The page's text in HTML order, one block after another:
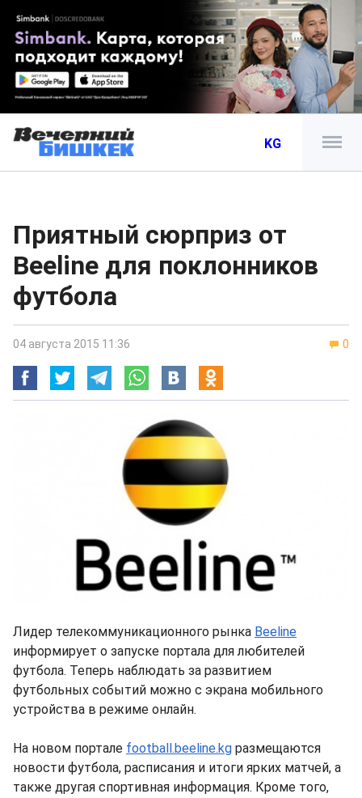
KG
Приятный сюрприз от
Beeline для поклонников
футбола
0
04 августа 2015 11:36
Лидер телекоммуникационного рынка Beeline
информирует о запуске портала для любителей
футбола. Теперь наблюдать за развитием
футбольных событий можно с экрана мобильного
устройства в режиме онлайн.
На новом портале football.beeline.kg размещаются
новости футбола, расписания и итоги ярких матчей, а
также другая спортивная информация. Кроме того,